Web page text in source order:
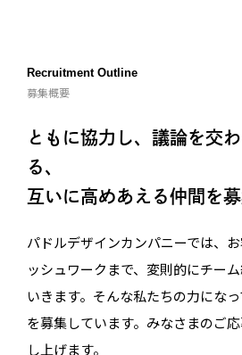
Recruitment Outline
募集概要
ともに協力し、議論を交
る、
互いに高めあえる仲間を
パドルデザインカンパニーでは、
ッシュワークまで、変則的にチー
いきます。そんな私たちの力にな
を募集しています。みなさまのご
し上げます。